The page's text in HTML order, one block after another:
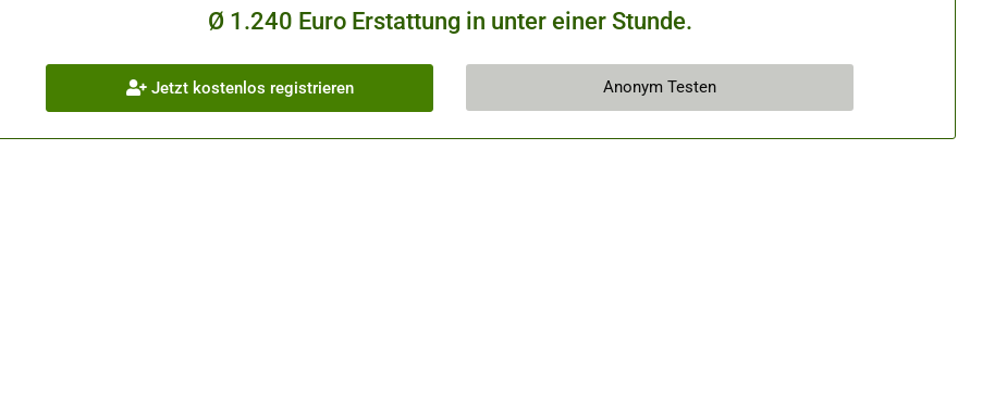
Ø 1.240 Euro Erstattung in unter einer Stunde.
Jetzt kostenlos registrieren Anonym Testen